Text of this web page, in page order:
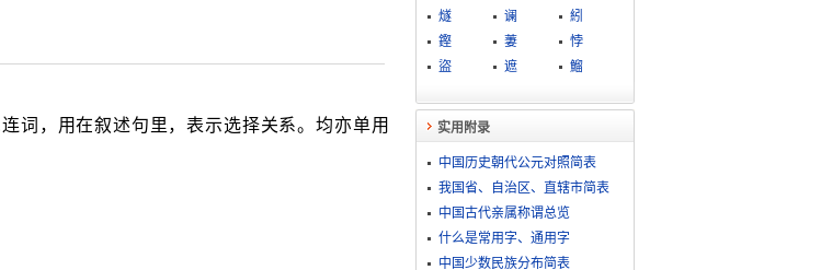
词，用在叙述句里，表示选择关系。均亦单用
燧
谰
紖
鏗
萋
悖
盜
遮 鰡
实用附录
中国历史朝代公元对照简表
我国省、自治区、直辖市简表
中国古代亲属称谓总览
什么是常用字、通用字
中国少数民族分布简表